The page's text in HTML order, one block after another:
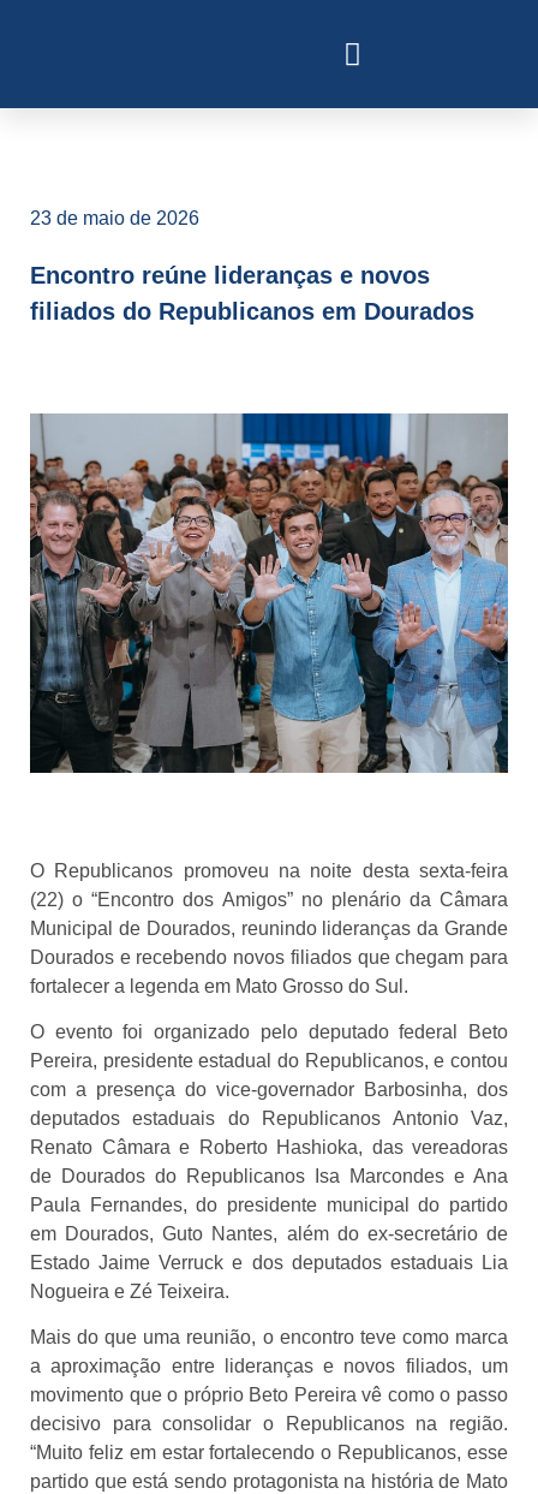
23 de maio de 2026
Encontro reúne lideranças e novos
filiados do Republicanos em Dourados
O Republicanos promoveu na noite desta sexta-feira
(22) o “Encontro dos Amigos” no plenário da Câmara
Municipal de Dourados, reunindo lideranças da Grande
Dourados e recebendo novos filiados que chegam para
fortalecer a legenda em Mato Grosso do Sul.
O evento foi organizado pelo deputado federal Beto
Pereira, presidente estadual do Republicanos, e contou
com a presença do vice-governador Barbosinha, dos
deputados estaduais do Republicanos Antonio Vaz,
Renato Câmara e Roberto Hashioka, das vereadoras
de Dourados do Republicanos Isa Marcondes e Ana
Paula Fernandes, do presidente municipal do partido
em Dourados, Guto Nantes, além do ex-secretário de
Estado Jaime Verruck e dos deputados estaduais Lia
Nogueira e Zé Teixeira.
Mais do que uma reunião, o encontro teve como marca
a aproximação entre lideranças e novos filiados, um
movimento que o próprio Beto Pereira vê como o passo
decisivo para consolidar o Republicanos na região.
“Muito feliz em estar fortalecendo o Republicanos, esse
partido que está sendo protagonista na história de Mato